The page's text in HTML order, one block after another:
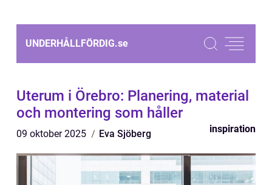
UNDERHÅLLFÖRDIG.se
Uterum i Örebro: Planering, material
och montering som håller
09 oktober 2025 Eva Sjöberg inspiration